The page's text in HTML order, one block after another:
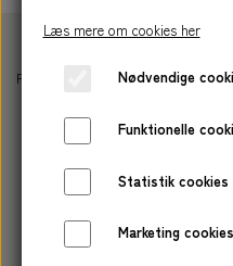
BLIV
OM
Forside TILBEHØR
Læs mere om cookies her
Nødvendige
Funktionelle
Statistik cookies
Marketing cookies